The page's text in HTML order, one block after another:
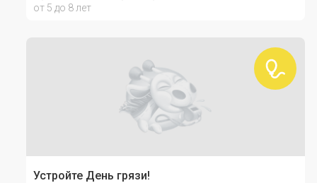
от 5 до 8 лет
Устройте День грязи!